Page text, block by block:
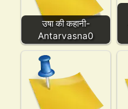
उषा की कहानी-
Antarvasna0